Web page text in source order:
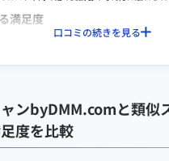
ことができ、自信を持って選考に挑むことが
入社後にどう成果を出すかという点まで踏
課題に要する時間の目安が事前にさらに詳し
ジューリングができたと感じます。また、オ
重要なキーワードやセクションごとにチャプ
率がさらに上がると感じました。サポート
満足度
価ではありませんが、内容を振り返ると妥当
ィング全体の考え方を体系的に学べた点は価
ードバックも丁寧で、独学では得にくい視
別相談の機会があり、これまでの職歴を踏ま
。求人の考え方や職務経歴書の見せ方につ
を整理できました。即結果が出るというよ
口コミの続きを見る
ンbyDMM.comと類似
度を比較